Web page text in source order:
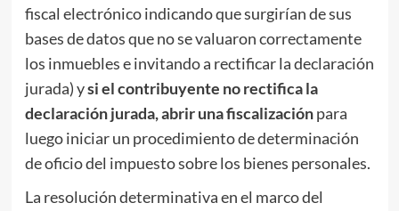
fiscal electrónico indicando que surgirían de sus
bases de datos que no se valuaron correctamente
los inmuebles e invitando a rectificar la declaración
jurada) ysi el contribuyente no rectifica la
declaración jurada, abrir una fiscalizaciónpara
luego iniciar un procedimiento de determinación
de oficio del impuesto sobre los bienes personales.
La resolución determinativa en el marco del